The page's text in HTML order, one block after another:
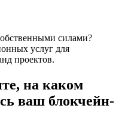
силами?
услуг для
проектов.
на каком
ваш блокчейн-